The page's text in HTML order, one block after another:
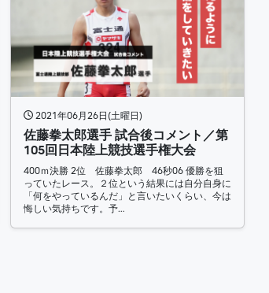
2021年06月26日(土曜日)
佐藤拳太郎選手 試合後コメント／第
105回日本陸上競技選手権大会
400ｍ決勝 2位 佐藤拳太郎 46秒06 優勝を狙
っていたレース。２位という結果には自分自身に
「何をやっているんだ」と言いたいくらい、今は
悔しい気持ちです。予…